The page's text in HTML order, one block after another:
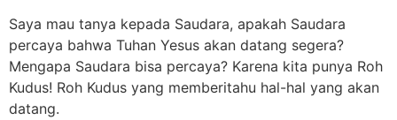
Saya mau tanya kepada Saudara, apakah Saudara
percaya bahwa Tuhan Yesus akan datang segera?
Mengapa Saudara bisa percaya? Karena kita punya Roh
Kudus! Roh Kudus yang memberitahu hal-hal yang akan
datang.